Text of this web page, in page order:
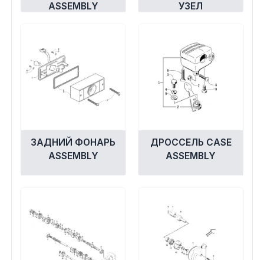
ASSEMBLY
УЗЕЛ
ЗАДНИЙ ФОНАРЬ
ASSEMBLY
ДРОССЕЛЬ CASE
ASSEMBLY